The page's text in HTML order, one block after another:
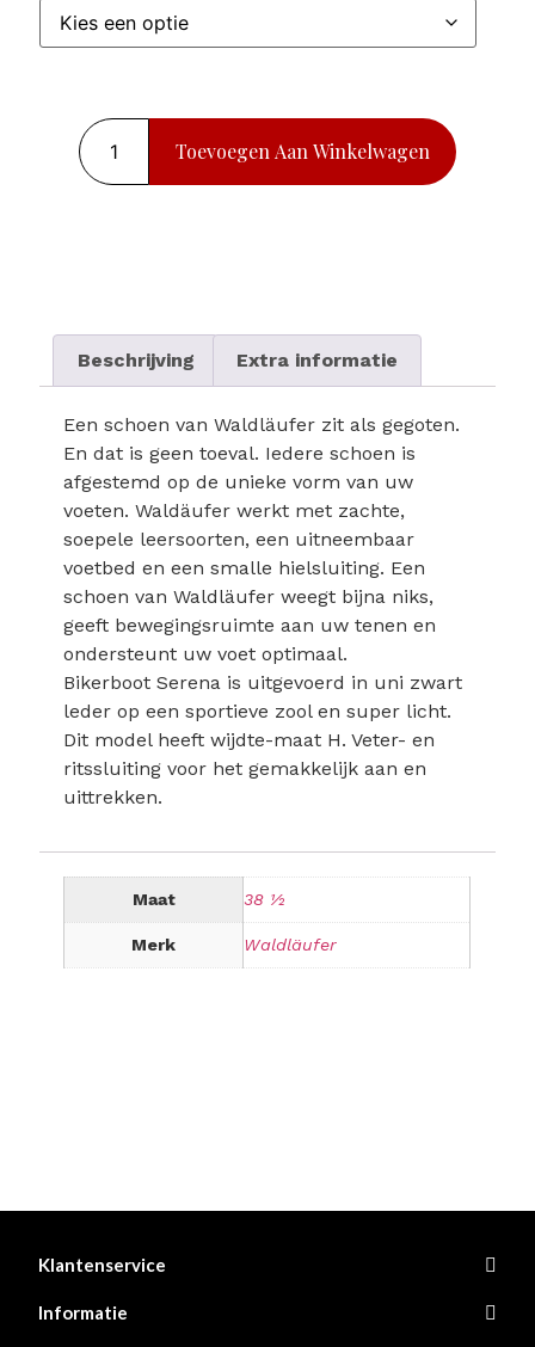
Toevoegen Aan Winkelwagen
Beschrijving Extra informatie
Een schoen van Waldläufer zit als gegoten.
En dat is geen toeval. Iedere schoen is
afgestemd op de unieke vorm van uw
voeten. Waldäufer werkt met zachte,
soepele leersoorten, een uitneembaar
voetbed en een smalle hielsluiting. Een
schoen van Waldläufer weegt bijna niks,
geeft bewegingsruimte aan uw tenen en
ondersteunt uw voet optimaal.
Bikerboot Serena is uitgevoerd in uni zwart
leder op een sportieve zool en super licht.
Dit model heeft wijdte-maat H. Veter- en
ritssluiting voor het gemakkelijk aan en
uittrekken.
Maat 38 ½
Merk Waldläufer
Klantenservice
Informatie